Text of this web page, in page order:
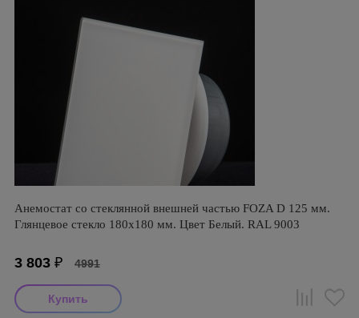
Анемостат со стеклянной внешней частью FOZA D 125 мм.
Глянцевое стекло 180х180 мм. Цвет Белый. RAL 9003
3 803 ₽ 4991